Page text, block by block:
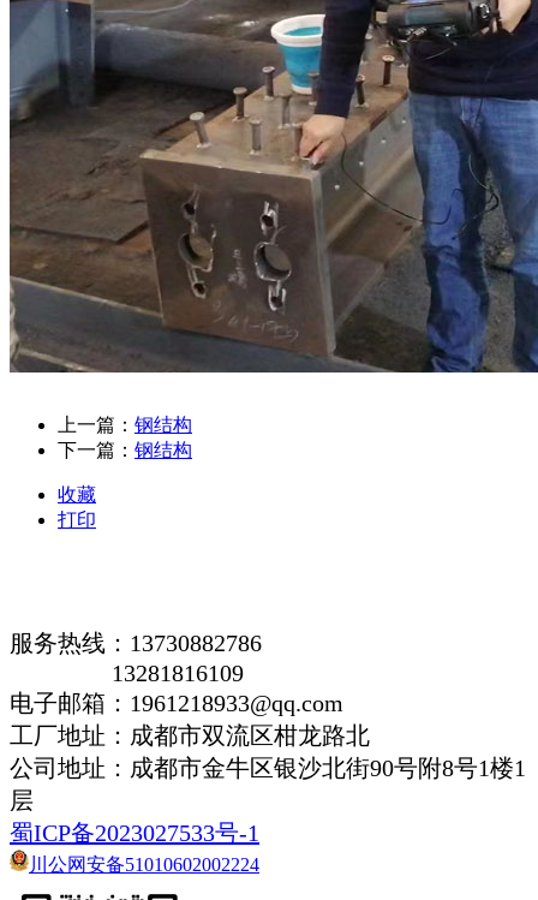
上一篇： 钢结构
下一篇： 钢结构
收藏
打印
服务热线：13730882786
13281816109
电子邮箱：1961218933@qq.com
工厂地址：成都市双流区柑龙路北
公司地址： 成都市金牛区银沙北街90号附8号1楼1
层
蜀ICP备2023027533号-1
川公网安备51010602002224